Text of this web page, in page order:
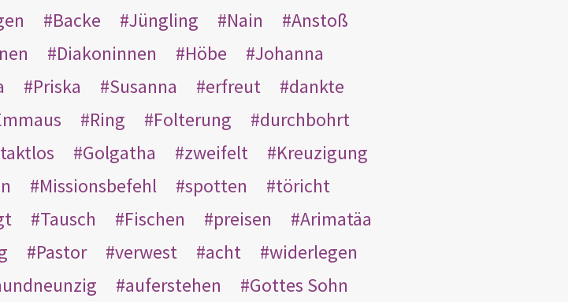
Backe Jüngling Nain
Anstoß
Diakoninnen Höbe
Johanna
Priska Susanna erfreut
dankte
Ring Folterung
durchbohrt
taktlos Golgatha zweifelt
Kreuzigung
Missionsbefehl spotten
töricht
Tausch Fischen preisen
Arimatäa
Pastor verwest acht
widerlegen
auferstehen Gottes Sohn